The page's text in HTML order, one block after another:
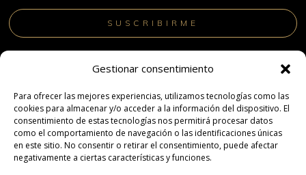
Gestionar consentimiento
Para ofrecer las mejores experiencias, utilizamos tecnologías como las
cookies para almacenar y/o acceder a la información del dispositivo. El
consentimiento de estas tecnologías nos permitirá procesar datos
como el comportamiento de navegación o las identificaciones únicas
en este sitio. No consentir o retirar el consentimiento, puede afectar
negativamente a ciertas características y funciones.
para obtener más información.